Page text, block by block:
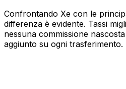
Confrontando Xe con le
differenza è evidente. Tassi
nessuna commissione
aggiunto su ogni trasferimento.